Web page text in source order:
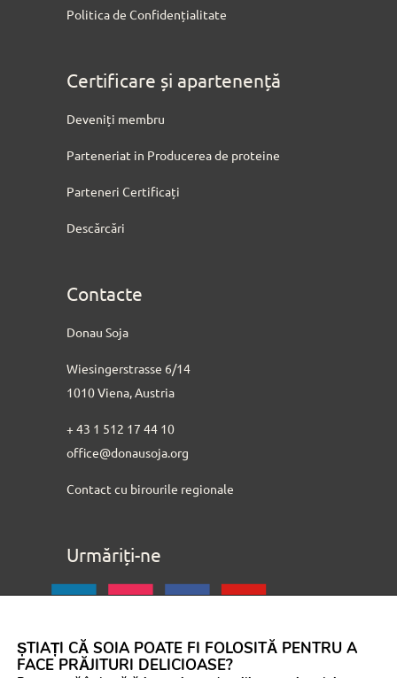
Politica de Confidențialitate
Certificare și apartenență
Deveniți membru
Parteneriat in Producerea de proteine
Parteneri Certificați
Descărcări
Contacte
Donau Soja
Wiesingerstrasse 6/14
1010 Viena, Austria
+ 43 1 512 17 44 10
office@donausoja.org
Contact cu birourile regionale
Urmăriți-ne
ȘTIAȚI CĂ SOIA POATE FI FOLOSITĂ PENTRU A
FACE PRĂJITURI DELICIOASE?